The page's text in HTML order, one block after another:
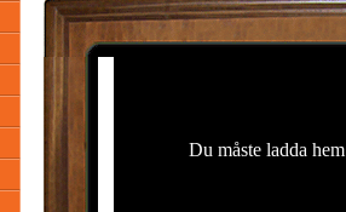
Du måste ladda hem